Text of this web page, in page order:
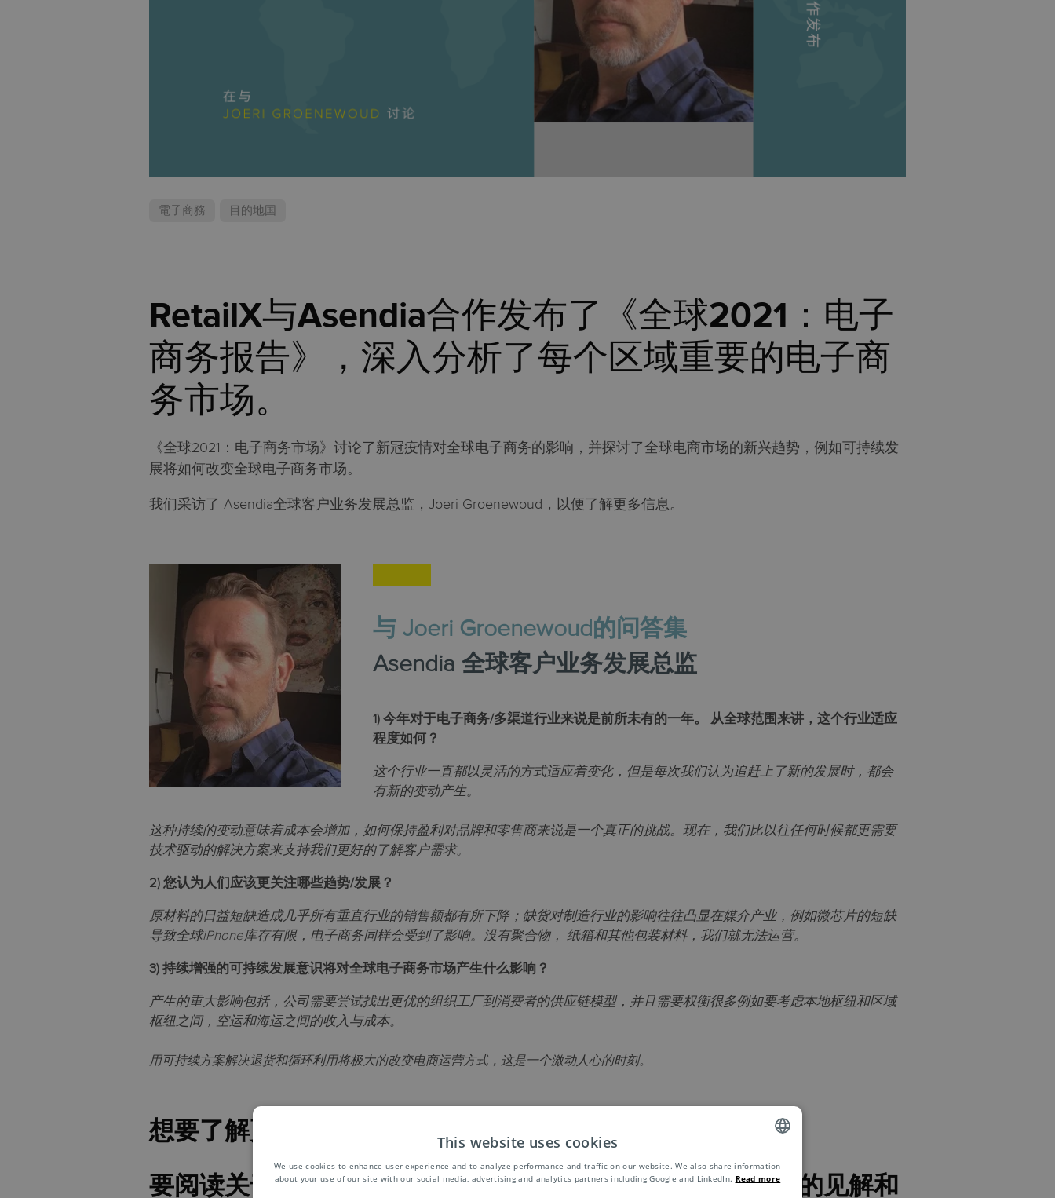
電子商務 目的地国
RetailX与Asendia合作发布了《全球2021：电子
商务报告》，深入分析了每个区域重要的电子商
务市场。
《全球2021：电子商务市场》讨论了新冠疫情对全球电子商务的影响，并探讨了全球电商市场的新兴趋势，例如可持续发
展将如何改变全球电子商务市场。
我们采访了 Asendia全球客户业务发展总监，Joeri Groenewoud，以便了解更多信息。
与 Joeri Groenewoud的问答集
Asendia 全球客户业务发展总监
1) 今年对于电子商务/多渠道行业来说是前所未有的一年。 从全球范围来讲，这个行业适应
程度如何？
这个行业一直都以灵活的方式适应着变化，但是每次我们认为追赶上了新的发展时，都会
有新的变动产生。
这种持续的变动意味着成本会增加，如何保持盈利对品牌和零售商来说是一个真正的挑战。现在，我们比以往任何时候都更需要
技术驱动的解决方案来支持我们更好的了解客户需求。
2)您认为人们应该更关注哪些趋势/发展？
原材料的日益短缺造成几乎所有垂直行业的销售额都有所下降；缺货对制造行业的影响往往凸显在媒介产业，例如微芯片的短缺
导致全球iPhone库存有限，电子商务同样会受到了影响。没有聚合物， 纸箱和其他包装材料，我们就无法运营。
3) 持续增强的可持续发展意识将对全球电子商务市场产生什么影响？
产生的重大影响包括，公司需要尝试找出更优的组织工厂到消费者的供应链模型，并且需要权衡很多例如要考虑本地枢纽和区域
枢纽之间，空运和海运之间的收入与成本。
用可持续方案解决退货和循环利用将极大的改变电商运营方式，这是一个激动人心的时刻。
想要了解更多？
要阅读关于 Joeri的完整采访, 以及其他专家对全球电商市场的见解和
ENGLISH
This website uses cookies
We use cookies to enhance user experience and to analyze performance and traffic on our website. We also share information
about your use of our site with our social media, advertising and analytics partners including Google and LinkedIn. Read more